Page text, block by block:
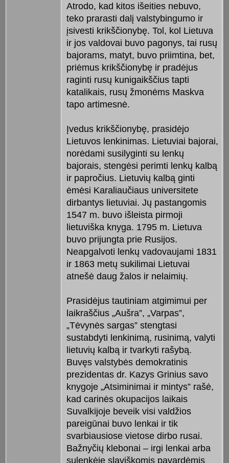
Atrodo, kad kitos išeities nebuvo,
teko prarasti dalį valstybingumo ir
įsivesti krikščionybę. Tol, kol Lietuva
ir jos valdovai buvo pagonys, tai rusų
bajorams, matyt, buvo priimtina, bet,
priėmus krikščionybę ir pradėjus
raginti rusų kunigaikščius tapti
katalikais, rusų žmonėms Maskva
tapo artimesnė.
Įvedus krikščionybę, prasidėjo
Lietuvos lenkinimas. Lietuviai bajorai,
norėdami susilyginti su lenkų
bajorais, stengėsi perimti lenkų kalbą
ir papročius. Lietuvių kalbą ginti
ėmėsi Karaliaučiaus universitete
dirbantys lietuviai. Jų pastangomis
1547 m. buvo išleista pirmoji
lietuviška knyga. 1795 m. Lietuva
buvo prijungta prie Rusijos.
Neapgalvoti lenkų vadovaujami 1831
ir 1863 metų sukilimai Lietuvai
atnešė daug žalos ir nelaimių.
Prasidėjus tautiniam atgimimui per
laikraščius „Aušra”, „Varpas”,
„Tėvynės sargas” stengtasi
sustabdyti lenkinimą, rusinimą, valyti
lietuvių kalbą ir tvarkyti rašybą.
Buvęs valstybės demokratinis
prezidentas dr. Kazys Grinius savo
knygoje „Atsiminimai ir mintys” rašė,
kad carinės okupacijos laikais
Suvalkijoje beveik visi valdžios
pareigūnai buvo lenkai ir tik
svarbiausiose vietose dirbo rusai.
Bažnyčių klebonai – irgi lenkai arba
sulenkėję slaviškomis pavardėmis